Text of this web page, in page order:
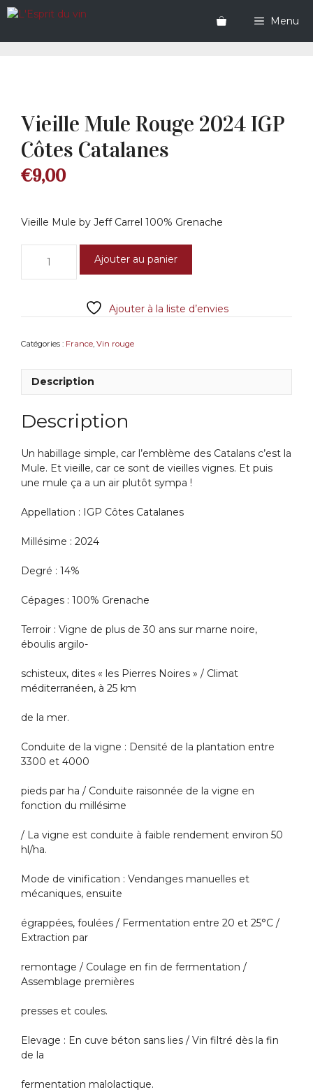
Aller
au
Menu
Vieille Mule Rouge 2024 IGP
Côtes Catalanes
€9,00
Vieille Mule by Jeff Carrel 100% Grenache
Vieille
IGP
Catalanes
Ajouter au panier
Ajouter à la liste d’envies
Catégories : France Vin rouge
Description
Description
Un habillage simple, car l’emblème des Catalans c’est la
Mule. Et vieille, car ce sont de vieilles vignes. Et puis
une mule ça a un air plutôt sympa !
Appellation : IGP Côtes Catalanes
Millésime : 2024
Degré : 14%
Cépages : 100% Grenache
Terroir : Vigne de plus de 30 ans sur marne noire,
éboulis argilo-
schisteux, dites « les Pierres Noires » / Climat
méditerranéen, à 25 km
de la mer.
Conduite de la vigne : Densité de la plantation entre
3300 et 4000
pieds par ha / Conduite raisonnée de la vigne en
fonction du millésime
/ La vigne est conduite à faible rendement environ 50
hl/ha.
Mode de vinification : Vendanges manuelles et
mécaniques, ensuite
égrappées, foulées / Fermentation entre 20 et 25°C /
Extraction par
remontage / Coulage en fin de fermentation /
Assemblage premières
presses et coules.
Elevage : En cuve béton sans lies / Vin filtré dès la fin
de la
fermentation malolactique.